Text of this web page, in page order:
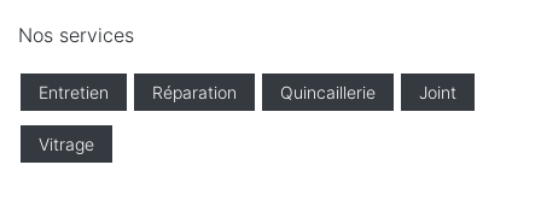
Nos services
Entretien Réparation Quincaillerie Joint
Vitrage